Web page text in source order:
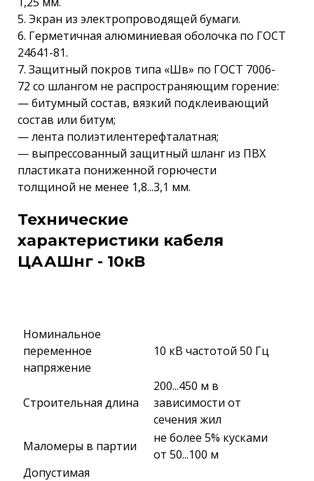
5. Экран из электропроводящей бумаги.
6. Герметичная алюминиевая оболочка по ГОСТ
24641-81.
7. Защитный покров типа «Шв» по ГОСТ 7006-
72 со шлангом не распространяющим горение:
— битумный состав, вязкий подклеивающий
состав или битум;
— лента полиэтилентерефталатная;
— выпрессованный защитный шланг из ПВХ
пластиката пониженной горючести
толщиной не менее 1,8...3,1 мм.
Технические
характеристики кабеля
ЦААШнг - 10кВ
Номинальное
переменное
напряжение
10 кВ частотой 50 Гц
Строительная длина
200...450 м в
зависимости от
сечения жил
Маломеры в партии
не более 5% кусками
от 50...100 м
Допустимая